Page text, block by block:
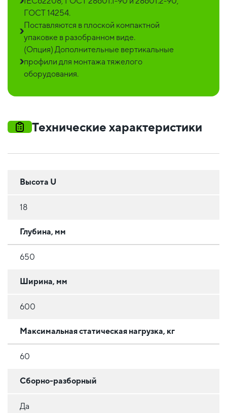
ГОСТ 14254.
Поставляются в плоской компактной
упаковке в разобранном виде.
(Опция) Дополнительные вертикальные
профили для монтажа тяжелого
оборудования.
Технические характеристики
Высота U
18
Глубина, мм
650
Ширина, мм
600
Максимальная статическая нагрузка, кг
60
Сборно-разборный
Да